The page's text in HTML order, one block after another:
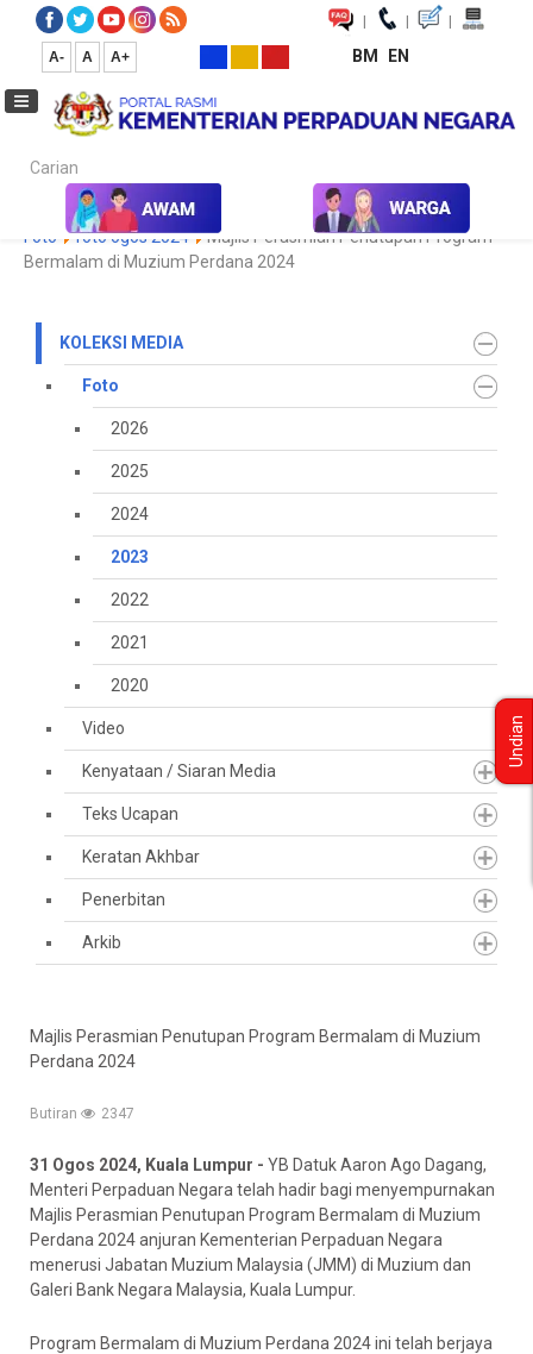
| | |
A- A A+ BM EN
Carian...
Laman Utama Media Koleksi Media Foto 2023
Galeri
Foto
foto ogos 2024
Majlis Perasmian Penutupan Program
Bermalam di Muzium Perdana 2024
KOLEKSI MEDIA
Foto
2026
2025
2024
2023
2022
2021
2020
Video
Kenyataan / Siaran Media
Teks Ucapan
Keratan Akhbar
Penerbitan
Arkib
Majlis Perasmian Penutupan Program Bermalam di Muzium
Perdana 2024
Butiran 2347
31 Ogos 2024, Kuala Lumpur - YB Datuk Aaron Ago Dagang,
Menteri Perpaduan Negara telah hadir bagi menyempurnakan
Majlis Perasmian Penutupan Program Bermalam di Muzium
Perdana 2024 anjuran Kementerian Perpaduan Negara
menerusi Jabatan Muzium Malaysia (JMM) di Muzium dan
Galeri Bank Negara Malaysia, Kuala Lumpur.
Program Bermalam di Muzium Perdana 2024 ini telah berjaya
Undian